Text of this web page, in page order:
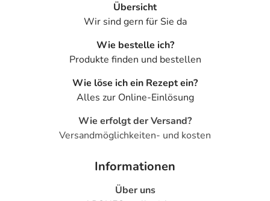
Übersicht
Wir sind gern für Sie da
Wie bestelle ich?
Produkte finden und bestellen
Wie löse ich ein Rezept ein?
Alles zur Online-Einlösung
Wie erfolgt der Versand?
Versandmöglichkeiten- und kosten
Informationen
Über uns